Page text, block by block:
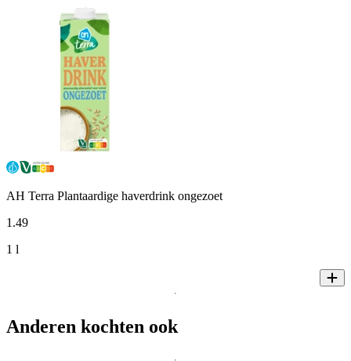
AH Terra Plantaardige haverdrink ongezoet
1 .49
1 l
Anderen kochten ook